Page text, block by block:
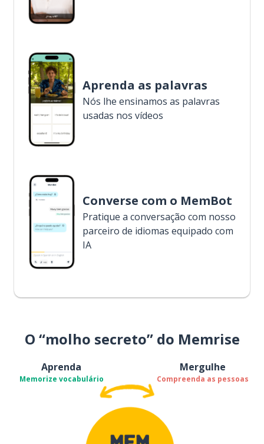
Aprenda as palavras
Nós lhe ensinamos as palavras
usadas nos vídeos
Converse com o MemBot
Pratique a conversação com nosso
parceiro de idiomas equipado com
IA
O “molho secreto” do Memrise
Aprenda
Memorize vocabulário
Mergulhe
Compreenda as pessoas